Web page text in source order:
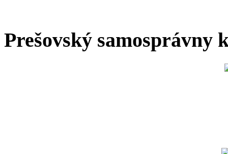
Prešovský samosprávny